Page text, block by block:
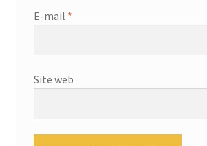
E-mail *
Site web